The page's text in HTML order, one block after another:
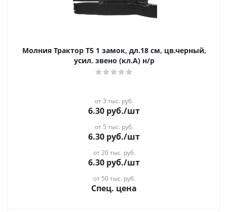
Молния Трактор Т5 1 замок, дл.18 см, цв.черный,
усил. звено (кл.А) н/р
от 3 тыс. руб.
6.30 руб./шт
от 5 тыс. руб.
6.30 руб./шт
от 20 тыс. руб.
6.30 руб./шт
от 50 тыс. руб.
Спец. цена